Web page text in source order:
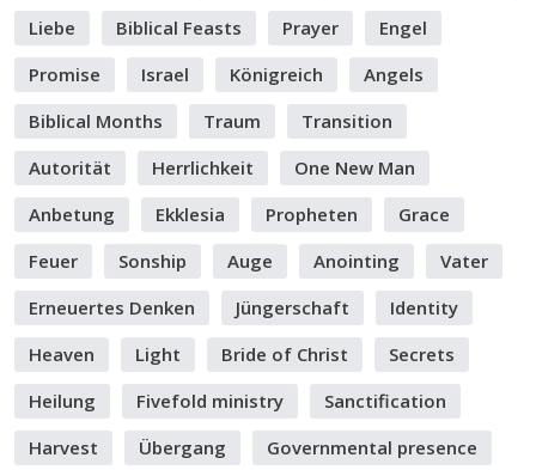
Liebe
Biblical Feasts Prayer
Engel
Promise
Israel Königreich
Angels
Biblical Months
Traum
Transition
Autorität
Herrlichkeit
One New Man
Anbetung
Ekklesia Propheten
Grace
Feuer
Sonship Auge Anointing
Vater
Erneuertes Denken
Jüngerschaft
Identity
Heaven
Light Bride of Christ
Secrets
Heilung
Fivefold ministry
Sanctification
Harvest
Übergang Governmental presence